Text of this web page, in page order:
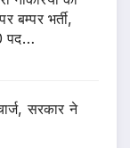
बम्पर भर्ती,
पद…
सरकार ने